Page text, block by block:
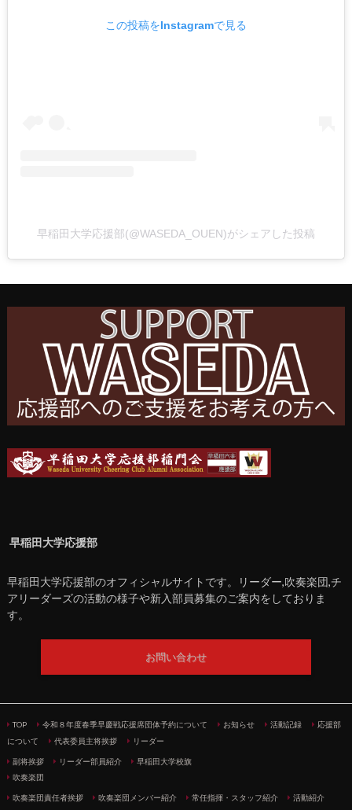
この投稿をInstagramで見る
早稲田大学応援部(@WASEDA_OUEN)がシェアした投稿
早稲田大学応援部
早稲田大学応援部のオフィシャルサイトです。リーダー,吹奏楽団,チ
アリーダーズの活動の様子や新入部員募集のご案内をしておりま
す。
お問い合わせ
TOP 令和８年度春季早慶戦応援席団体予約について お知らせ 活動記録
応援部
について
代表委員主将挨拶 リーダー
副将挨拶 リーダー部員紹介
早稲田大学校旗
吹奏楽団
吹奏楽団責任者挨拶 吹奏楽団メンバー紹介 常任指揮・スタッフ紹介 活動紹介